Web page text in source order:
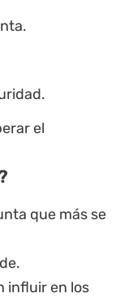
el
que más se
influir en los